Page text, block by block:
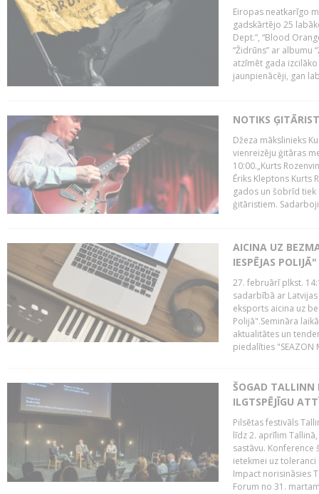
Eiropas neatkarīgo
gadskārtējo 25
Dept.”, “Blood
“Židrūns” ar albumu
atzīmēt gada
jaunpienācēji, gan
NOTIKS
Džeza mākslinieks
vienreizēju ģitāras
10:00.„Kurts
Ēriks Kleptons Kurts
gados un šobrīd
ģitāristiem.
AICINA UZ
IESPĒJAS POLIJĀ"
27. februārī plkst.
sadarbībā ar
eksports aicina uz
Polijā".Semināra
aktualitātes un
piedalīties "SEAZON
ŠOGAD TALLINN
ILGTSPĒJĪGU
Pilsētas festivāls
līdz 2. aprīlim
sastāvu.
ietekmei uz
Impact norisināsies
Forum no 31.